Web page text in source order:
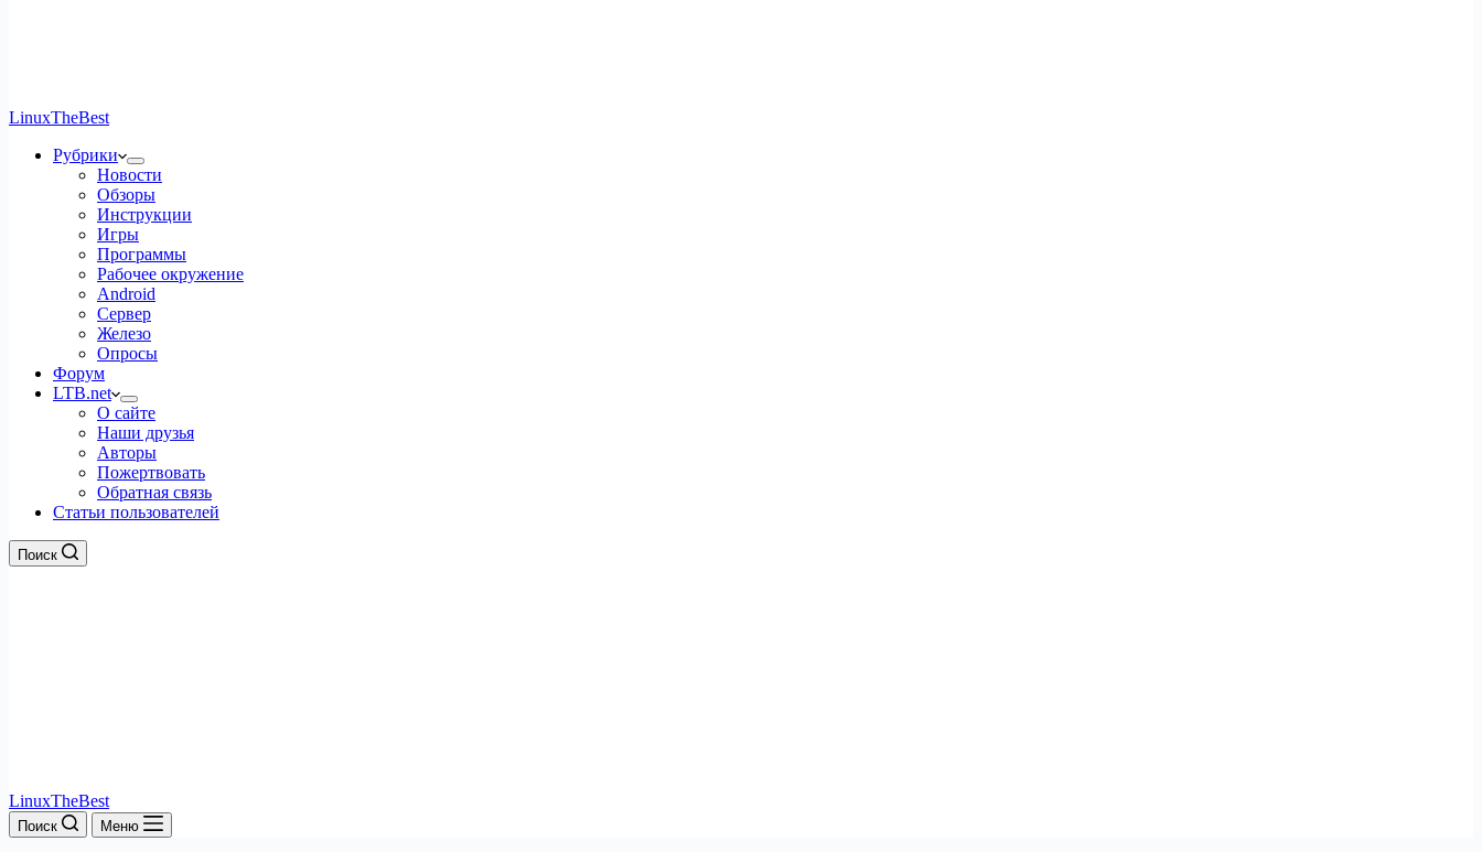
LinuxTheBest
Рубрики
Новости
Обзоры
Инструкции
Игры
Программы
Рабочее окружение
Android
Сервер
Железо
Опросы
Форум
LTB.net
О сайте
Наши друзья
Авторы
Пожертвовать
Обратная связь
Статьи пользователей
Поиск
LinuxTheBest
Поиск Меню